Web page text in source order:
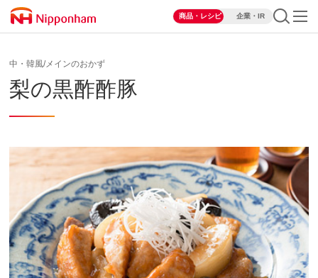
商品・レシピ 企業・IR
中・韓風/メインのおかず
梨の黒酢酢豚